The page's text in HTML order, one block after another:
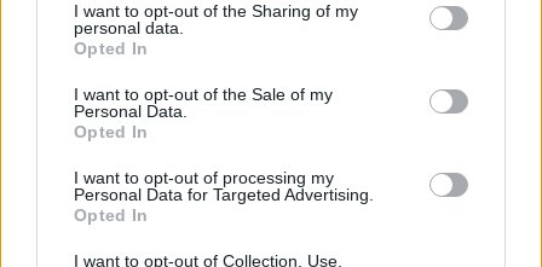
I want to opt-out of the Sharing of my
personal data.
Opted In
I want to opt-out of the Sale of my
Personal Data.
Opted In
I want to opt-out of processing my
Personal Data for Targeted Advertising.
Opted In
I want to opt-out of Collection, Use,
wyborem?
Czytaj całość